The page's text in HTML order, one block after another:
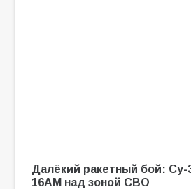
Далёкий ракетный бой: Су-
16AM над зоной СВО